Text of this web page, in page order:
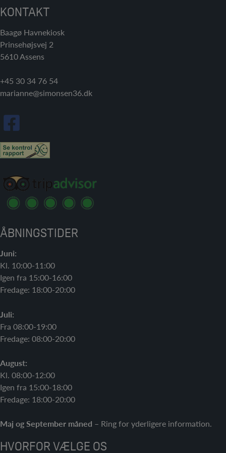
KONTAKT
Baagø Havnekiosk
Prinsehøjsvej 2
5610 Assens
+45 30 34 76 54
marianne@simonsen36.dk
ÅBNINGSTIDER
Juni:
Kl. 10:00-11:00
Igen fra 15:00-16:00
Fredage: 18:00-20:00
Juli:
Fra 08:00-19:00
Fredage: 08:00-20:00
August:
Kl. 08:00-12:00
Igen fra 15:00-18:00
Fredage: 18:00-20:00
Maj og September måned – Ring for yderligere information.
HVORFOR VÆLGE OS